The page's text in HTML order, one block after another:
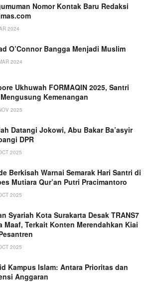
Nomor Kontak Baru Redaksi
2024
O’Connor Bangga Menjadi Muslim
2024
Ukhuwah FORMAQIN 2025, Santri
Kemenangan
2025
Datangi Jokowi, Abu Bakar Ba’asyir
DPR
2025
Berkisah Warnai Semarak Hari Santri di
Mutiara Qur’an Putri Pracimantoro
2025
Syariah Kota Surakarta Desak TRANS7
Maaf, Terkait Konten Merendahkan Kiai
2025
Kampus Islam: Antara Prioritas dan
Anggaran